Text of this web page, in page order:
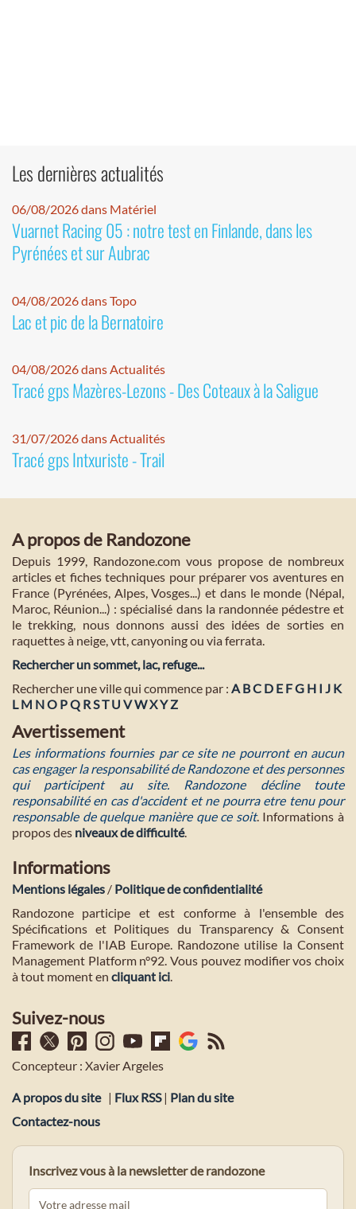
Les dernières actualités
06/08/2026 dans Matériel
Vuarnet Racing 05 : notre test en Finlande, dans les
Pyrénées et sur Aubrac
04/08/2026 dans Topo
Lac et pic de la Bernatoire
04/08/2026 dans Actualités
Tracé gps Mazères-Lezons - Des Coteaux à la Saligue
31/07/2026 dans Actualités
Tracé gps Intxuriste - Trail
A propos de Randozone
Depuis 1999, Randozone.com vous propose de nombreux
articles et fiches techniques pour préparer vos aventures en
France (Pyrénées, Alpes, Vosges...) et dans le monde (Népal,
Maroc, Réunion...) : spécialisé dans la randonnée pédestre et
le trekking, nous donnons aussi des idées de sorties en
raquettes à neige, vtt, canyoning ou via ferrata.
Rechercher un sommet, lac, refuge...
Rechercher une ville qui commence par : A BC D E FG H I J K
L M NO PQ R ST U VWXY Z
Avertissement
Les informations fournies par ce site ne pourront en aucun
cas engager la responsabilité de Randozone et des personnes
qui participent au site. Randozone décline toute
responsabilité en cas d'accident et ne pourra etre tenu pour
responsable de quelque manière que ce soit. Informations à
propos des niveaux de difficulté.
Informations
Mentions légales / Politique de confidentialité
Randozone participe et est conforme à l'ensemble des
Spécifications et Politiques du Transparency & Consent
Framework de l'IAB Europe. Randozone utilise la Consent
Management Platform n°92. Vous pouvez modifier vos choix
à tout moment en cliquant ici
Suivez-nous
Concepteur : Xavier Argeles
A propos du site | Flux RSS| Plan du site
Contactez-nous
Inscrivez vous à la newsletter de randozone